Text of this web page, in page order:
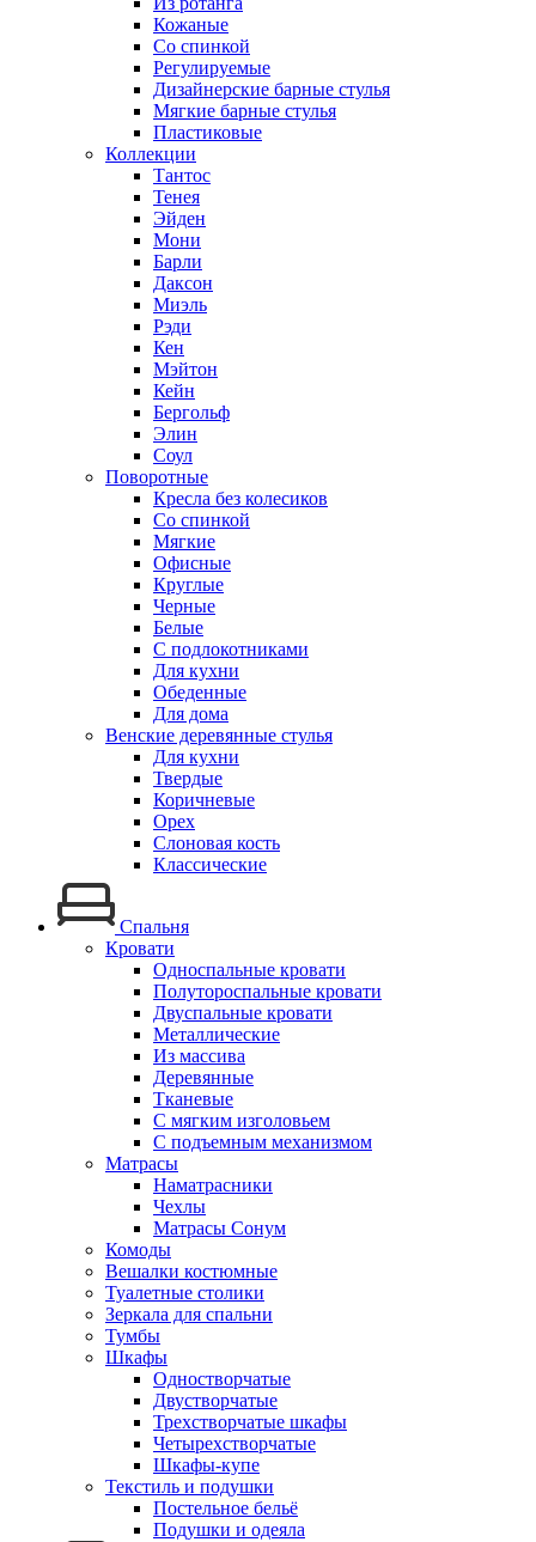
Кожаные
Со спинкой
Регулируемые
Дизайнерские барные стулья
Мягкие барные стулья
Пластиковые
Коллекции
Тантос
Тенея
Эйден
Мони
Барли
Даксон
Миэль
Рэди
Кен
Мэйтон
Кейн
Бергольф
Элин
Соул
Поворотные
Кресла без колесиков
Со спинкой
Мягкие
Офисные
Круглые
Черные
Белые
С подлокотниками
Для кухни
Обеденные
Для дома
Венские деревянные стулья
Для кухни
Твердые
Коричневые
Орех
Слоновая кость
Классические
Спальня
Кровати
Односпальные кровати
Полутороспальные кровати
Двуспальные кровати
Металлические
Из массива
Деревянные
Тканевые
С мягким изголовьем
С подъемным механизмом
Матрасы
Наматрасники
Чехлы
Матрасы Сонум
Комоды
Вешалки костюмные
Туалетные столики
Зеркала для спальни
Тумбы
Шкафы
Одностворчатые
Двустворчатые
Трехстворчатые шкафы
Четырехстворчатые
Шкафы-купе
Текстиль и подушки
Постельное бельё
Подушки и одеяла